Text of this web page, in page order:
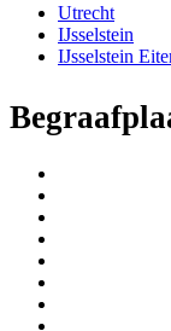
Utrecht
IJsselstein
IJsselstein